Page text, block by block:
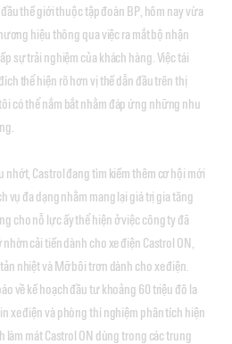
thế giới thuộc tập đoàn BP, hôm nay vừa
hiệu thông qua việc ra mắt bộ nhận
sự trải nghiệm của khách hàng. Việc tái
thể hiện rõ hơn vị thế dẫn đầu trên thị
có thể nắm bắt nhằm đáp ứng những nhu
nhớt, Castrol đang tìm kiếm thêm cơ hội mới
vụ đa dạng nhằm mang lại giá trị gia tăng
cho nỗ lực ấy thể hiện ở việc công ty đã
cải tiến dành cho xe điện Castrol ON,
nhiệt và Mỡ bôi trơn dành cho xe điện.
về kế hoạch đầu tư khoảng 60 triệu đô la
xe điện và phòng thí nghiệm phân tích hiện
làm mát Castrol ON dùng trong các trung